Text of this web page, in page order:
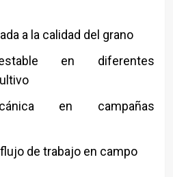
a la calidad del grano
en diferentes
en campañas
de trabajo en campo